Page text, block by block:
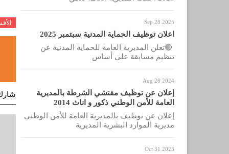
Sep 28 2025
اعلان توظيف الحماية المدنية سبتمبر 2025
🔴تعلن المديرية العامة للحماية المدنية عن
تنظيم مسابقة على أساس
Aug 28 2024
إعلان عن توظيف مفتشي الشرطة بالمديرية
العامة للأمن الوطني ذكور و اناث 2014
إعلان عن توظيف بالمديرية العامة للأمن الوطني
مديرية الموارد البشرية المديرية
Oct 31 2023